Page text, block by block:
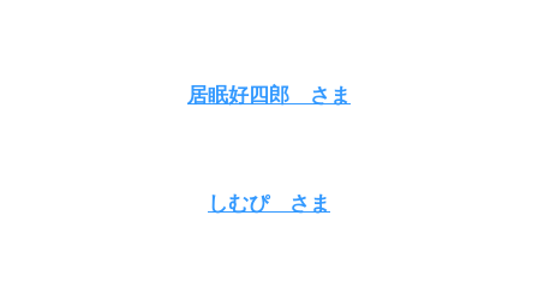
居眠好四郎 さま
しむぴ さま